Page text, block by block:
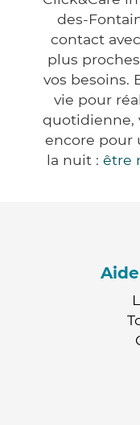
des-
contact
plus
vos besoins.
vie pour
quotidienne,
encore pour
la nuit : être